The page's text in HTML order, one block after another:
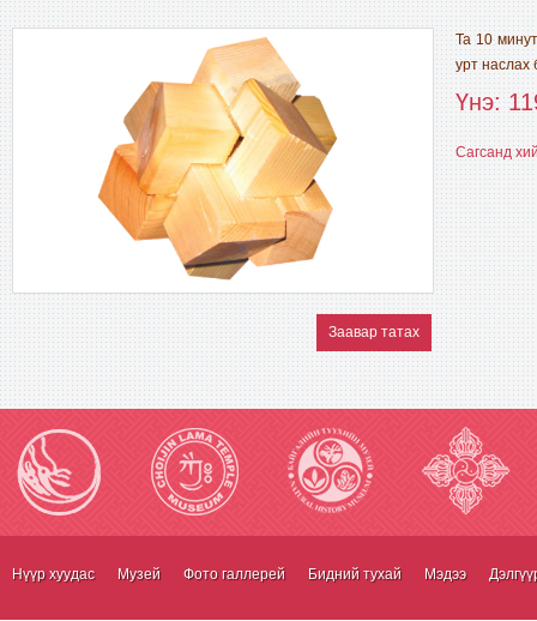
Заавар татах
Та 10
урт наслах
Үнэ:
Сагсанд
Нүүр хуудас Музей Фото галлерей Бидний тухай Мэдээ